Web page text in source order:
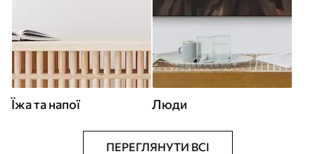
Їжа та напої Люди
ПЕРЕГЛЯНУТИ ВСІ